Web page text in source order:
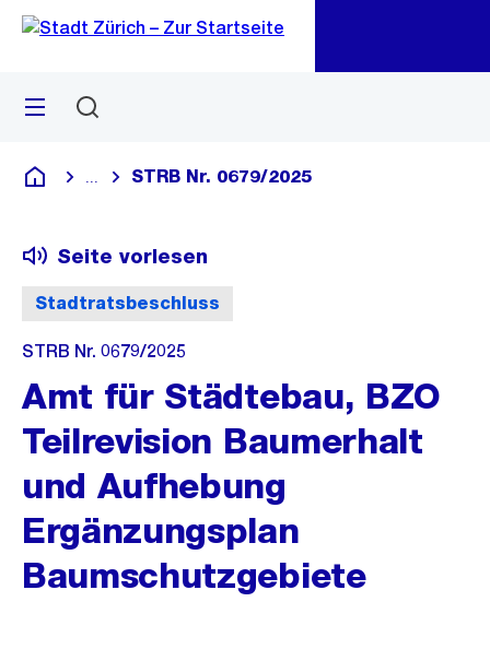
Navigation
Sprunglink
Menü
Deutsch
Blende alle Breadcrumbs ein
STRB Nr. 0679/2025
Stadtratsbeschluss
Seite vorlesen
STRB Nr. 0679/2025
Amt für Städtebau, BZO
Teilrevision Baumerhalt
und Aufhebung
Ergänzungsplan
Baumschutzgebiete